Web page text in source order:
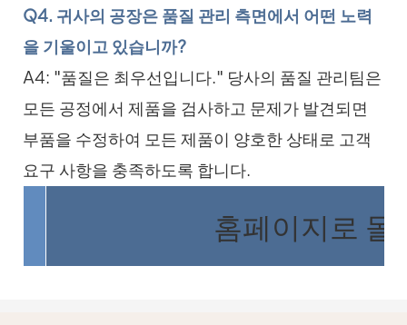
Q4. 귀사의 공장은 품질 관리 측면에서 어떤 노력
을 기울이고 있습니까?
A4: "품질은 최우선입니다." 당사의 품질 관리팀은
모든 공정에서 제품을 검사하고 문제가 발견되면
부품을 수정하여 모든 제품이 양호한 상태로 고객
요구 사항을 충족하도록 합니다.
홈페이지로 돌